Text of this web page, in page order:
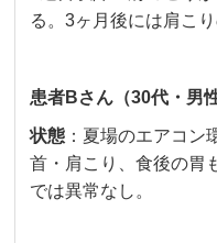
る。3ヶ月後には肩こ
患者Bさん（30代・男
状態 ：夏場のエアコン
首・肩こり、食後の胃
では異常なし。